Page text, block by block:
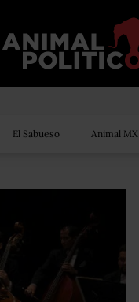
El Sabueso Animal MX